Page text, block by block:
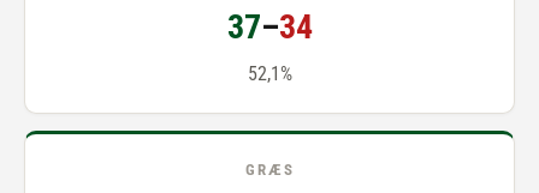
37–34
52,1%
GRÆS